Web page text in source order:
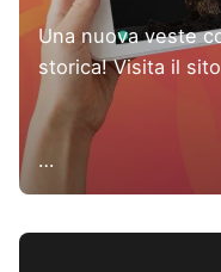
Una nuova veste
storica! Visita il sito
…